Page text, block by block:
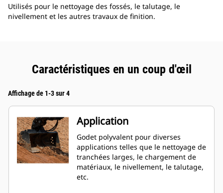
Utilisés pour le nettoyage des fossés, le talutage, le
nivellement et les autres travaux de finition.
Caractéristiques en un coup d'œil
Affichage de 1-3 sur 4
Application
Godet polyvalent pour diverses
applications telles que le nettoyage de
tranchées larges, le chargement de
matériaux, le nivellement, le talutage,
etc.